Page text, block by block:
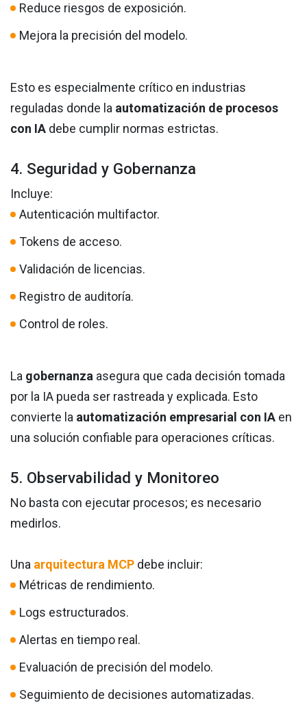
Reduce riesgos de exposición.
Mejora la precisión del modelo.
Esto es especialmente crítico en industrias
reguladas donde la automatización de procesos
con IA debe cumplir normas estrictas.
4. Seguridad y Gobernanza
Incluye:
Autenticación multifactor.
Tokens de acceso.
Validación de licencias.
Registro de auditoría.
Control de roles.
La gobernanza asegura que cada decisión tomada
por la IA pueda ser rastreada y explicada. Esto
convierte la automatización empresarial con IA en
una solución confiable para operaciones críticas.
5. Observabilidad y Monitoreo
No basta con ejecutar procesos; es necesario
medirlos.
Una arquitectura MCP debe incluir:
Métricas de rendimiento.
Logs estructurados.
Alertas en tiempo real.
Evaluación de precisión del modelo.
Seguimiento de decisiones automatizadas.